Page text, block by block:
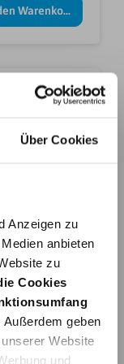
Über Cookies
Anzeigen zu
anbieten
zu
Cookies
Außerdem geben
Website
und
Warenkorb
€*
Details